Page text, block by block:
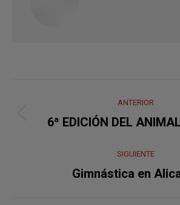
entre
publicaciones
ANTERIOR
Publicación
6ª EDICIÓN DEL
SIGUIENTE
Gimnástica en